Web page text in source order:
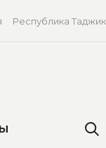
Республика